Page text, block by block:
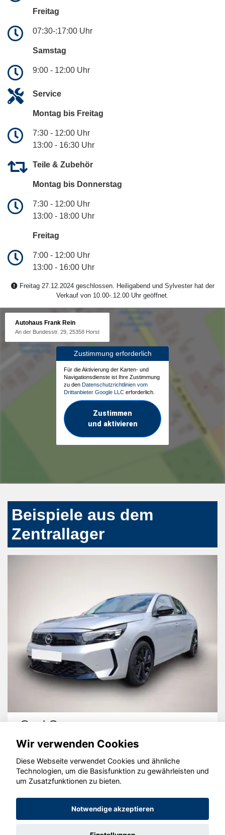
Freitag
07:30-:17:00 Uhr
Samstag
9:00 - 12:00 Uhr
Service
Montag bis Freitag
7:30 - 12:00 Uhr
13:00 - 16:30 Uhr
Teile & Zubehör
Montag bis Donnerstag
7:30 - 12:00 Uhr
13:00 - 18:00 Uhr
Freitag
7:00 - 12:00 Uhr
13:00 - 16:00 Uhr
Freitag 27.12.2024 geschlossen. Heiligabend und Sylvester hat der
Verkauf von 10.00-.12.00 Uhr geöffnet.
Autohaus Frank Rein
An der Bundesstr. 29, 25358 Horst
Zustimmung erforderlich
Für die Aktivierung der Karten- und
Navigationsdienste ist Ihre Zustimmung
zu den Datenschutzrichtlinien vom
Drittanbieter Google LLC erforderlich.
Zustimmen
und aktivieren
Beispiele aus dem
Zentrallager
Opel Corsa
© konjunkturmotor.de GmbH 2020 - 2026
Wir verwenden Cookies
Diese Webseite verwendet Cookies und ähnliche
Technologien, um die Basisfunktion zu gewährleisten und
um Zusatzfunktionen zu bieten.
Notwendige akzeptieren